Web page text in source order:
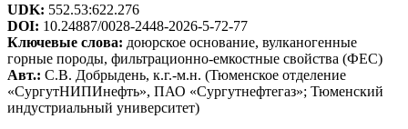
UDK: 552.53:622.276
DOI: 10.24887/0028-2448-2026-5-72-77
Ключевые слова: доюрское основание, вулканогенные
горные породы, фильтрационно-емкостные свойства (ФЕС)
Авт.: С.В. Добрыдень, к.г.-м.н. (Тюменское отделение
«СургутНИПИнефть», ПАО «Сургутнефтегаз»; Тюменский
индустриальный университет)